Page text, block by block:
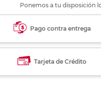
Ponemos a tu disposición
Pago contra entrega
Tarjeta de Crédito